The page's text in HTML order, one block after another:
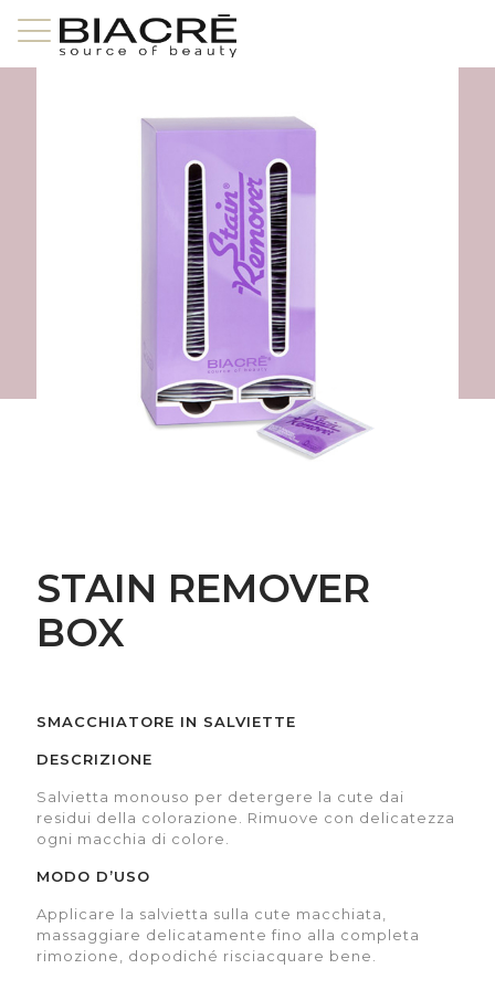
STAIN REMOVER
BOX
SMACCHIATORE IN SALVIETTE
DESCRIZIONE
Salvietta monouso per detergere la cute dai
residui della colorazione. Rimuove con delicatezza
ogni macchia di colore.
MODO D’USO
Applicare la salvietta sulla cute macchiata,
massaggiare delicatamente fino alla completa
rimozione, dopodiché risciacquare bene.